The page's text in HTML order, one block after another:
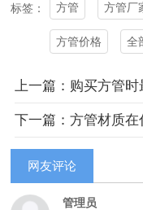
标签： 方管 方管厂
方管价格 全
下一篇：方管材质
网友评论
管理员